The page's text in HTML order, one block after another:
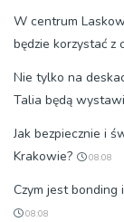
W centrum
będzie korzystać z
Nie tylko na
Talia będą
Jak bezpiecznie i
Krakowie?
08:08
Czym jest bonding
08:08